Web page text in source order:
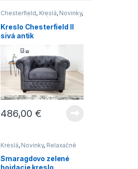
Chesterfield, Kreslá, Novinky,
Relaxačné kreslá
Kreslo Chesterfield II
sivá antik
486,00 €
Kreslá, Novinky, Relaxačné
Smaragdovo zelené